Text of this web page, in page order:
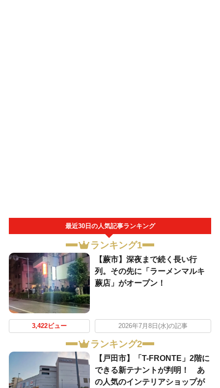
最近30日の人気記事ランキング
ランキング1
【蕨市】深夜まで続く長い行
列。その先に「ラーメンマルキ
蕨店」がオープン！
3,422ビュー 2026年7月8日(水)の記事
ランキング2
【戸田市】「T-FRONTE」2階に
できる新テナントが判明！ あ
の人気のインテリアショップが